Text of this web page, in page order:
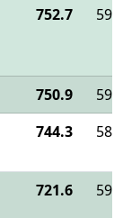
752.7
750.9
744.3
721.6